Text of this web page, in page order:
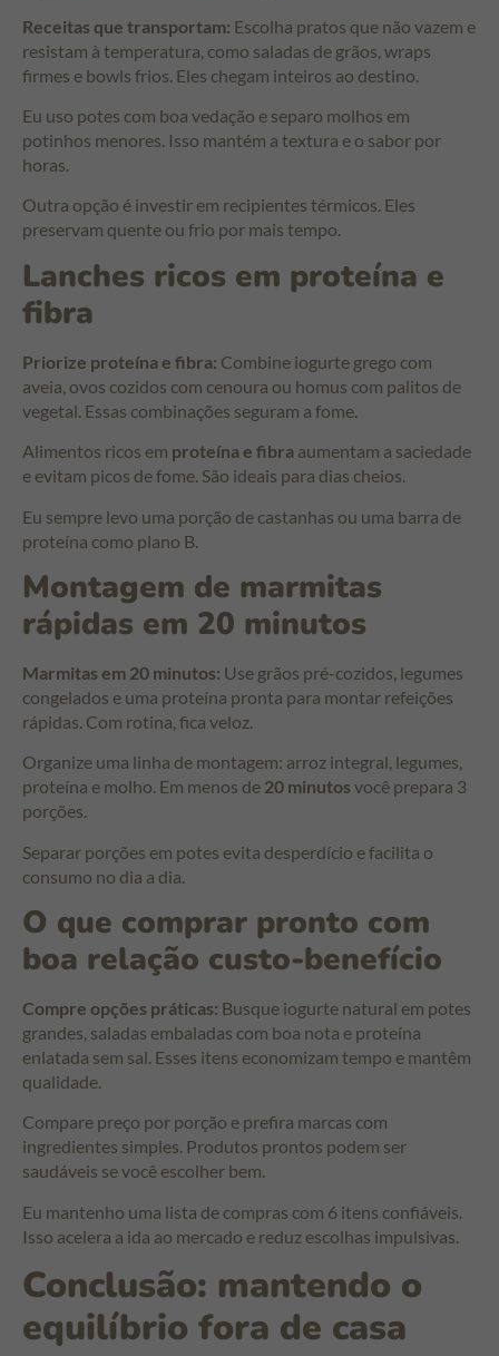
Receitas que transportam: Escolha pratos que não vazem e
resistam à temperatura, como saladas de grãos, wraps
firmes e bowls frios. Eles chegam inteiros ao destino.
Eu uso potes com boa vedação e separo molhos em
potinhos menores. Isso mantém a textura e o sabor por
horas.
Outra opção é investir em recipientes térmicos. Eles
preservam quente ou frio por mais tempo.
Lanches ricos em proteína e
fibra
Priorize proteína e fibra: Combine iogurte grego com
aveia, ovos cozidos com cenoura ou homus com palitos de
vegetal. Essas combinações seguram a fome.
Alimentos ricos em proteína e fibra aumentam a saciedade
e evitam picos de fome. São ideais para dias cheios.
Eu sempre levo uma porção de castanhas ou uma barra de
proteína como plano B.
Montagem de marmitas
rápidas em 20 minutos
Marmitas em 20 minutos: Use grãos pré-cozidos, legumes
congelados e uma proteína pronta para montar refeições
rápidas. Com rotina, fica veloz.
Organize uma linha de montagem: arroz integral, legumes,
proteína e molho. Em menos de 20 minutos você prepara 3
porções.
Separar porções em potes evita desperdício e facilita o
consumo no dia a dia.
O que comprar pronto com
boa relação custo-benefício
Compre opções práticas: Busque iogurte natural em potes
grandes, saladas embaladas com boa nota e proteína
enlatada sem sal. Esses itens economizam tempo e mantêm
qualidade.
Compare preço por porção e prefira marcas com
ingredientes simples. Produtos prontos podem ser
saudáveis se você escolher bem.
Eu mantenho uma lista de compras com 6 itens confiáveis.
Isso acelera a ida ao mercado e reduz escolhas impulsivas.
Conclusão: mantendo o
equilíbrio fora de casa